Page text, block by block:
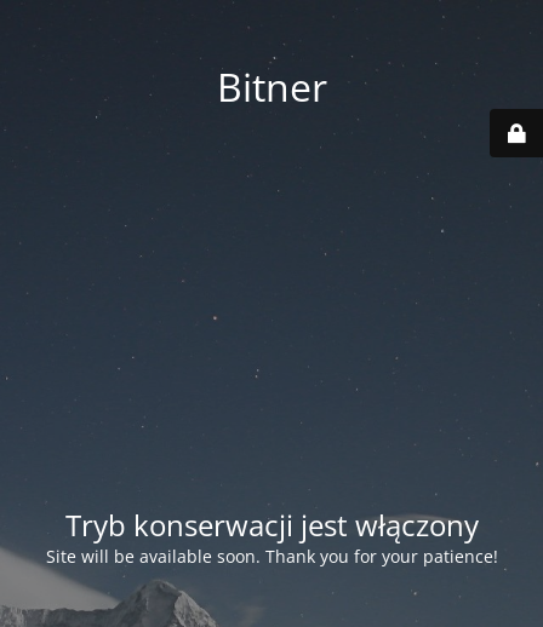
Bitner
Tryb konserwacji jest włączony
Site will be available soon. Thank you for your patience!